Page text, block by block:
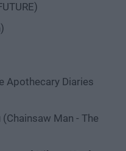
Apothecary Diaries
(Chainsaw Man - The